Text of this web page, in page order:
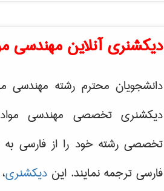
دیکشنری آنلاین مهندسی
دانشجویان محترم رشته مهندسی
دیکشنری تخصصی مهندسی
تخصصی رشته خود را از فارسی به
فارسی ترجمه نمایند. ایندیکشنری